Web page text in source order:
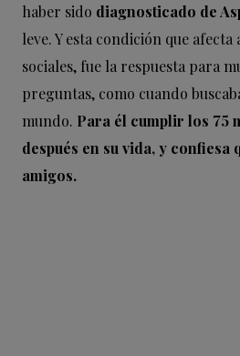
haber sido diagnosticado de
leve. Y esta condición que
sociales, fue la respuesta para
preguntas, como cuando
mundo. Para él cumplir los 75
después en su vida, y confiesa
amigos.